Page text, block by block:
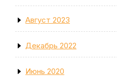
Август 2023
Декабрь 2022
Июнь 2020